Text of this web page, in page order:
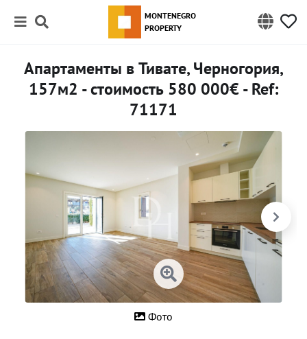
MONTENEGRO
PROPERTY
Апартаменты в Тивате, Черногория,
157м2 - стоимость 580 000€ - Ref:
71171
Фото